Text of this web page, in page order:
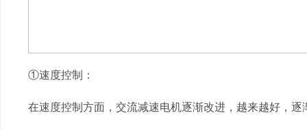
①速度控制：
在速度控制方面，交流减速电机逐渐改进，越来越好，